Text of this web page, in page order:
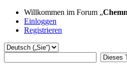
Willkommen im Forum „
Einloggen
Registrieren